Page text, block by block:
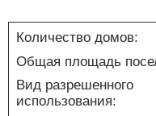
Количество домов:
Общая площадь
Вид разрешенного
использования: